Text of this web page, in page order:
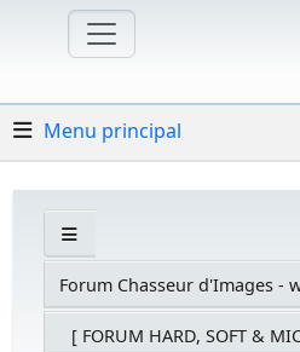
Menu principal
Forum Chasseur d'Images -
[ FORUM HARD, SOFT &